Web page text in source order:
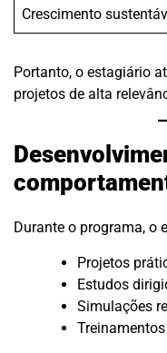
Crescimento
Portanto, o estagiário
projetos de alta
Durante o programa, o
Projetos
Estudos
Simulações